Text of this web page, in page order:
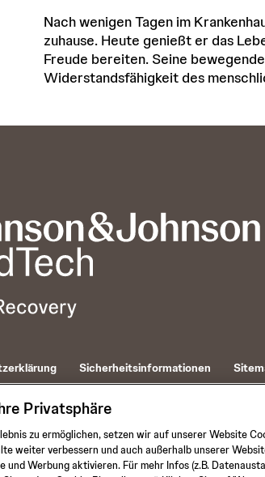
Nach wenigen Tagen im
zuhause. Heute genießt er das
Freude bereiten. Seine
Widerstandsfähigkeit des
Sicherheitsinformationen
All rights reserved.
Privatsphäre
zu ermöglichen, setzen wir auf unserer Website
weiter verbessern und auch außerhalb unserer
Werbung aktivieren. Für mehr Infos (z.B.